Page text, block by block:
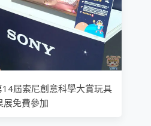
屆索尼創意科學大賞玩具
展免費參加